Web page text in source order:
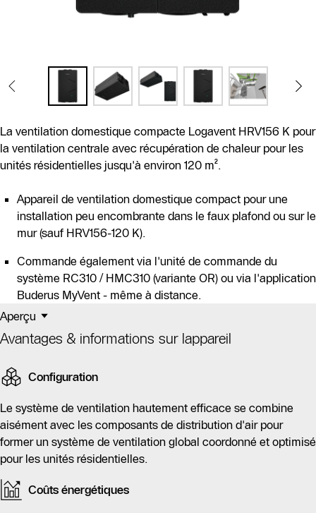
La ventilation domestique compacte Logavent HRV156 K pour
la ventilation centrale avec récupération de chaleur pour les
unités résidentielles jusqu'à environ 120 m².
Appareil de ventilation domestique compact pour une
installation peu encombrante dans le faux plafond ou sur le
mur (sauf HRV156-120 K).
Commande également via l'unité de commande du
système RC310 / HMC310 (variante OR) ou via l'application
Buderus MyVent - même à distance.
Aperçu
Avantages & informations sur lappareil
Configuration
Le système de ventilation hautement efficace se combine
aisément avec les composants de distribution d'air pour
former un système de ventilation global coordonné et optimisé
pour les unités résidentielles.
Coûts énergétiques